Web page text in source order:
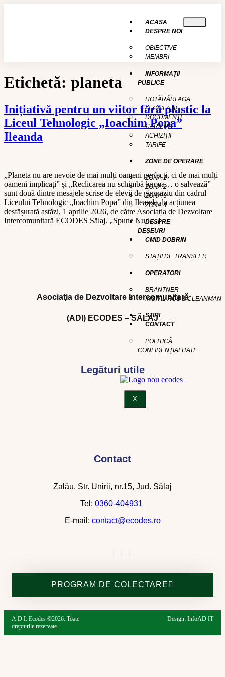
ACASA
DESPRE NOI
OBIECTIVE
MEMBRI
INFORMAȚII
PUBLICE
HOTĂRÂRI AGA
LEGISLAȚIE
DOCUMENTE
CARIERĂ
ACHIZIȚII
TARIFE
ZONE DE OPERARE
ZONA 1
ZONA 2
ZONA 3
ZONA 4
DESPRE
DEȘEURI
CMID DOBRIN
STAȚII DE TRANSFER
OPERATORI
BRANTNER
INSTAL ROS & CLEANMAN
ȘTIRI
CONTACT
POLITICĂ
CONFIDENȚIALITATE
X
Etichetă: planeta
Inițiativă pentru un viitor fără plastic la
Liceul Tehnologic „Ioachim Popa”
Ileanda
„Planeta nu are nevoie de mai mulți oameni perfecți, ci de mai mulți
oameni implicați” și „Reclicarea nu schimbă lumea… o salvează”
sunt două dintre mesajele scrise de elevii de gimnaziu din cadrul
Liceului Tehnologic „Ioachim Popa” din Ileanda, la acțiunea
desfășurată astăzi, 1 aprilie 2026, de către Asociația de Dezvoltare
Intercomunitară ECODES Sălaj. „Spune Nu […]
Asociaţia de Dezvoltare Intercomunitară
(ADI) ECODES – SĂLAJ
Legături utile
Contact
Zalău, Str. Unirii, nr.15, Jud. Sălaj
Tel: 0360-404931
E-mail: contact@ecodes.ro
PROGRAM DE COLECTARE
A.D.I. Ecodes ©2026. Toate
drepturile rezervate.
Design: InfoAD IT